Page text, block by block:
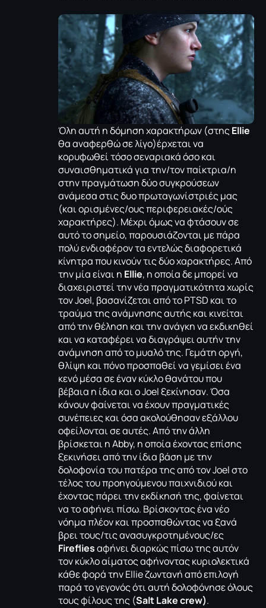
Όλη αυτή η δόμηση χαρακτήρων (στηςEllie
θα αναφερθώ σε λίγο)έρχεται να
κορυφωθεί τόσο σεναριακά όσο και
συναισθηματικά για την/τον παίκτρια/η
στην πραγμάτωση δύο συγκρούσεων
ανάμεσα στις δυο πρωταγωνίστριές μας
(και ορισμένες/ους περιφερειακές/ούς
χαρακτήρες). Μέχρι όμως να φτάσουν σε
αυτό το σημείο, παρουσιάζονται με πάρα
πολύ ενδιαφέρον τα εντελώς διαφορετικά
κίνητρα που κινούν τις δύο χαρακτήρες. Από
την μία είναι η Ellie, η οποία δε μπορεί να
διαχειριστεί την νέα πραγματικότητα χωρίς
τον Joel, βασανίζεται από το PTSD και το
τραύμα της ανάμνησης αυτής και κινείται
από την θέληση και την ανάγκη να εκδικηθεί
και να καταφέρει να διαγράψει αυτήν την
ανάμνηση από το μυαλό της. Γεμάτη οργή,
θλίψη και πόνο προσπαθεί να γεμίσει ένα
κενό μέσα σε έναν κύκλο θανάτου που
βέβαια η ίδια και ο Joel ξεκίνησαν. Όσα
κάνουν φαίνεται να έχουν πραγματικές
συνέπειες και όσα ακολούθησαν εξάλλου
οφείλονται σε αυτές. Από την άλλη
βρίσκεται η Abby, η οποία έχοντας επίσης
ξεκινήσει από την ίδια βάση με την
δολοφονία του πατέρα της από τον Joel στο
τέλος του προηγούμενου παιχνιδιού και
έχοντας πάρει την εκδίκησή της, φαίνεται
να το αφήνει πίσω. Βρίσκοντας ένα νέο
νόημα πλέον και προσπαθώντας να ξανά
βρει τους/τις ανασυγκροτημένους/ες
Firefliesαφήνει διαρκώς πίσω της αυτόν
τον κύκλο αίματος αφήνοντας κυριολεκτικά
κάθε φορά την Ellie ζωντανή από επιλογή
παρά το γεγονός ότι αυτή δολοφόνησε όλους
τους φίλους της (Salt Lake crew).